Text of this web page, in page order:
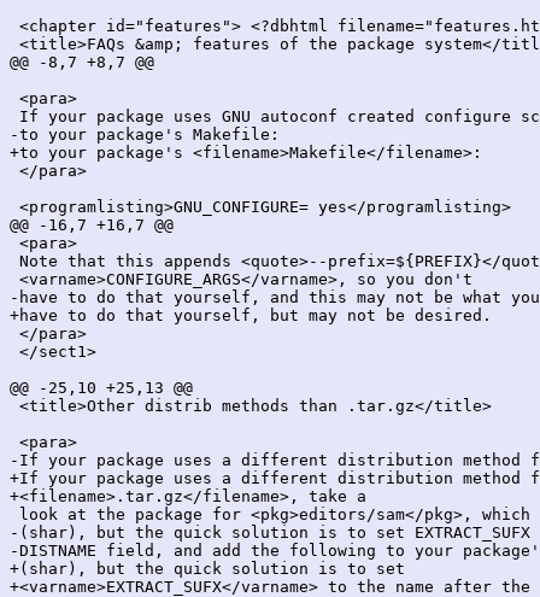
<chapter id="features"> <?dbhtml
<title>FAQs &amp; features of the package system</
@@ -8,7 +8,7 @@
<para>
If your package uses GNU autoconf created configure
-to your package's Makefile:
+to your package's <filename>Makefile</filename>:
</para>
<programlisting>GNU_CONFIGURE= yes</programlisting>
@@ -16,7 +16,7 @@
<para>
Note that this appends <quote>--prefix=${PREFIX}</
<varname>CONFIGURE_ARGS</varname>, so you don't
-have to do that yourself, and this may not be what
+have to do that yourself, but may not be desired.
</para>
</sect1>
@@ -25,10 +25,13 @@
<title>Other distrib methods than .tar.gz</title>
<para>
-If your package uses a different distribution method
+If your package uses a different distribution method
+<filename>.tar.gz</filename>, take a
look at the package for <pkg>editors/sam</pkg>,
-(shar), but the quick solution is to set
-DISTNAME field, and add the following to your
+(shar), but the quick solution is to set
+<varname>EXTRACT_SUFX</varname> to the name after the